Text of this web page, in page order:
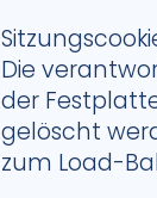
Die
der
gelöscht
zum Load-